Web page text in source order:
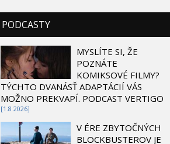
PODCASTY
MYSLÍTE SI, ŽE
POZNÁTE
KOMIKSOVÉ FILMY?
TÝCHTO DVANÁSŤ ADAPTÁCIÍ VÁS
MOŽNO PREKVAPÍ. PODCAST VERTIGO
[1.8 2026]
V ÉRE ZBYTOČNÝCH
BLOCKBUSTEROV JE